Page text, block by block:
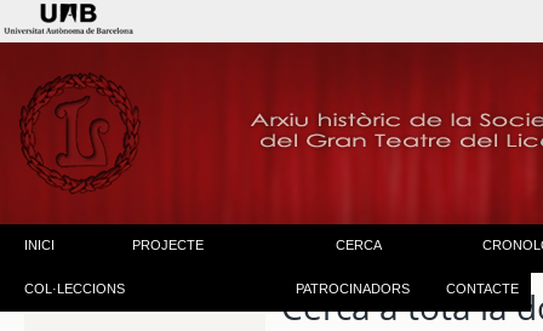
INICI PROJECTE CERCA
COL·LECCIONS PATROCINADORS CONTACTE
Cerca a tota la